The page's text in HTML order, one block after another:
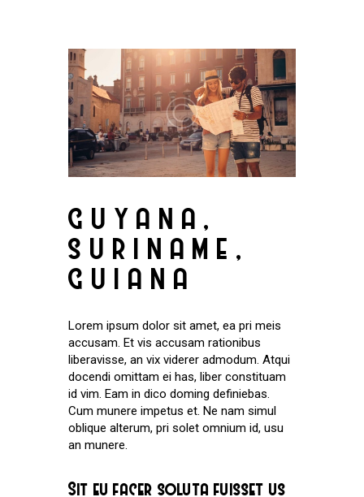
GUYANA,
SURINAME,
GUIANA
Lorem ipsum dolor sit amet, ea pri meis
accusam. Et vis accusam rationibus
liberavisse, an vix viderer admodum. Atqui
docendi omittam ei has, liber constituam
id vim. Eam in dico doming definiebas.
Cum munere impetus et. Ne nam simul
oblique alterum, pri solet omnium id, usu
an munere.
Sit eu facer soluta fuisset us